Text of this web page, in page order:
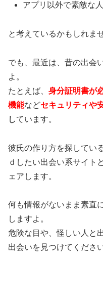
アプリ以外で素敵な
と考えているかもしれま
でも、最近は、昔の出会
よ。
たとえば、 身分証明書が
機能などセキュリティや
しています。
彼氏の作り方を探してい
ｄしたい出会い系サイト
ェアします。
何も情報がないまま素直
しますよ。
危険な目や、怪しい人と
出会いを見つけてくださ